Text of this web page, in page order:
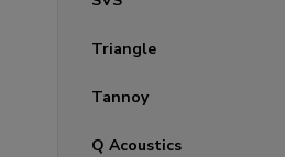
Triangle
Tannoy
Q Acoustics